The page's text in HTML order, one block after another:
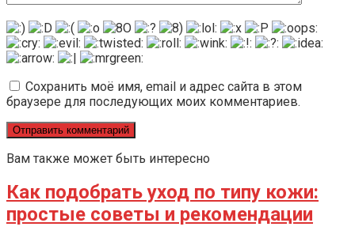
Сохранить моё имя, email и адрес сайта в этом
браузере для последующих моих комментариев.
Вам также может быть интересно
Как подобрать уход по типу кожи:
простые советы и рекомендации